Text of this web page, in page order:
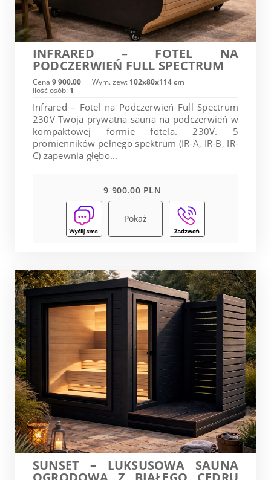
INFRARED – FOTEL NA
PODCZERWIEŃ FULL SPECTRUM
Cena 9 900.00 Wym. zew: 102x80x114 cm
Ilość osób: 1
Infrared – Fotel na Podczerwień Full Spectrum
230V Twoja prywatna sauna na podczerwień w
kompaktowej formie fotela. 230V. 5
promienników pełnego spektrum (IR-A, IR-B, IR-
C) zapewnia głębo...
9 900.00 PLN
Pokaż
SUNSET – LUKSUSOWA SAUNA